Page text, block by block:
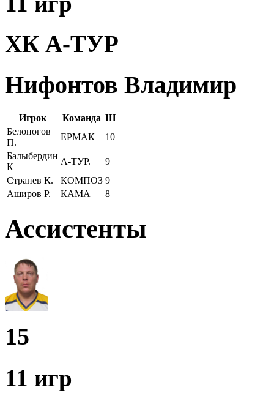
ХК А-ТУР
Нифонтов Владимир
Игрок Команда Ш
Белоногов
П.
ЕРМАК
10
Балыбердин
К
А-ТУР.
9
Странев К.
КОМПОЗ 9
Аширов Р.
КАМА 8
Ассистенты
15
11 игр